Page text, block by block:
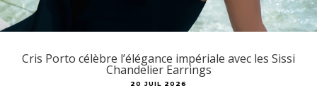
Cris Porto célèbre l’élégance impériale avec les Sissi
Chandelier Earrings
20 JUIL 2026